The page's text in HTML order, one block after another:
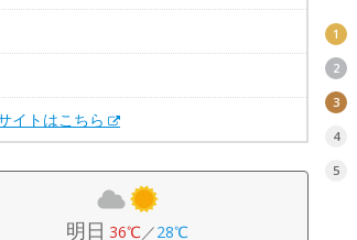
イトはこちら
明日 36℃／28℃
1
2
3
4
5